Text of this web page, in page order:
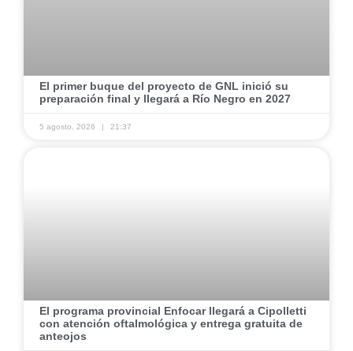
​El primer buque del proyecto de GNL inició su
preparación final y llegará a Río Negro en 2027
5 agosto, 2026 21:37
​El programa provincial Enfocar llegará a Cipolletti
con atención oftalmológica y entrega gratuita de
anteojos